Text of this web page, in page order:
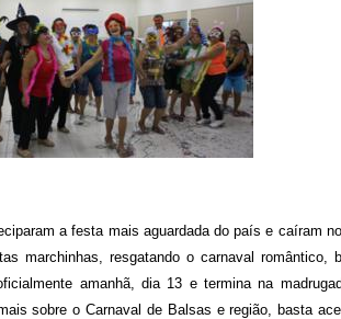
a festa mais aguardada do país e caíram
marchinhas, resgatando o carnaval romântico,
amanhã, dia 13 e termina na
sobre o Carnaval de Balsas e região, basta